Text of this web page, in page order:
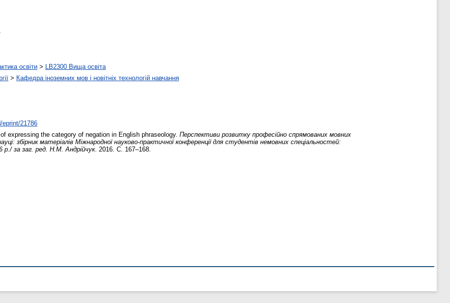
освіти > LB2300 Вища освіта
> Кафедра іноземних мов і новітніх технологій навчання
eprint/21786
expressing the category of negation in English phraseology. Перспективи розвитку професійно спрямованих мовних
збірник матеріалів Міжнародної науково-практичної конференції для студентів немовних спеціальностей:
за заг. ред. Н.М. Андрійчук. 2016. С. 167–168.